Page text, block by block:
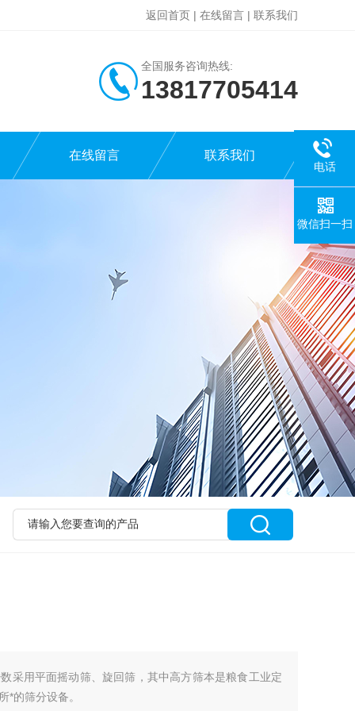
返回首页 | 在线留言 | 联系我们
全国服务咨询热线:
13817705414
在线留言 联系我们
采用平面摇动筛、旋回筛，其中高方筛本是粮食工业定
*的筛分设备。
电话
微信扫一扫